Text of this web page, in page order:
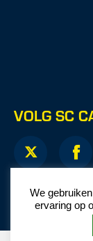
VOLG SC
We
ervaring op